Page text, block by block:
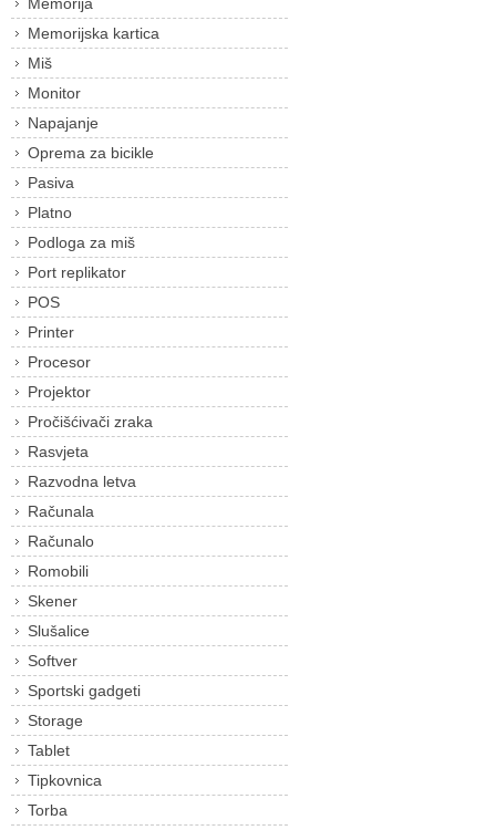
Memorijska kartica
Miš
Monitor
Napajanje
Oprema za bicikle
Pasiva
Platno
Podloga za miš
Port replikator
POS
Printer
Procesor
Projektor
Pročišćivači zraka
Rasvjeta
Razvodna letva
Računala
Računalo
Romobili
Skener
Slušalice
Softver
Sportski gadgeti
Storage
Tablet
Tipkovnica
Torba